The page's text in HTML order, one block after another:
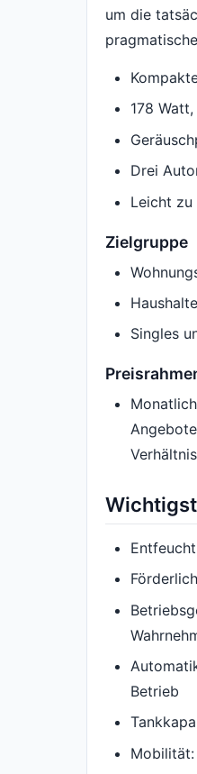
um die
178
Drei
Leicht
Zielgruppe
Singles
Betrieb